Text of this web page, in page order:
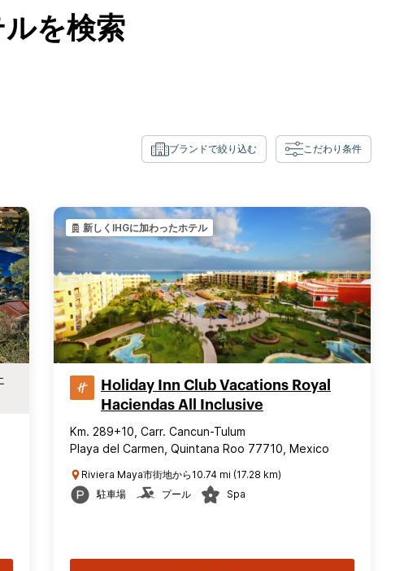
を検索
ブランドで絞り込む こだわり条件
新しくIHGに加わったホテル
Holiday Inn Club Vacations Royal
Haciendas All Inclusive
Km. 289+10, Carr. Cancun-Tulum
Playa del Carmen, Quintana Roo 77710, Mexico
Riviera Maya市街地から10.74 mi (17.28 km)
駐車場
プール Spa